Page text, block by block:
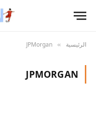
الرئيسية »
JPMorgan
JPMORGAN